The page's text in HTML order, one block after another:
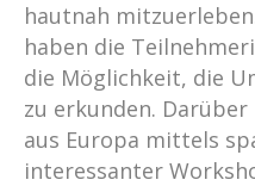
hautnah
haben die
die Möglichkeit, die
zu erkunden.
aus Europa mittels
interessanter